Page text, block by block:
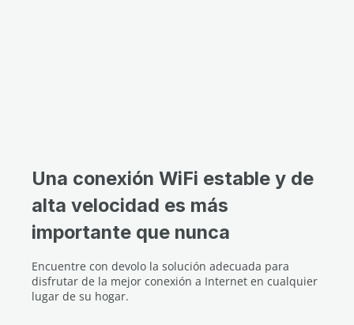
Una conexión WiFi estable y de
alta velocidad es más
importante que nunca
Encuentre con devolo la solución adecuada para
disfrutar de la mejor conexión a Internet en cualquier
lugar de su hogar.